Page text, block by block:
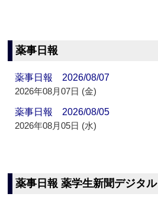
薬事日報
薬事日報 2026/08/07
2026年08月07日 (金)
薬事日報 2026/08/05
2026年08月05日 (水)
薬事日報 薬学生新聞デジタル